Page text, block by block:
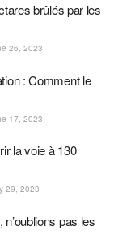
brûlés par les
26, 2023
: Comment le
17, 2023
la voie à 130
29, 2023
pas les